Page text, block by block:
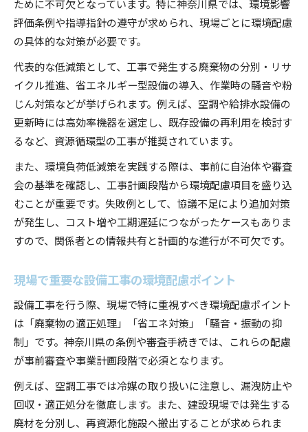
ために不可欠となっています。特に神奈川県では、環境影響
評価条例や指導指針の遵守が求められ、現場ごとに環境配慮
の具体的な対策が必要です。
代表的な低減策として、工事で発生する廃棄物の分別・リサ
イクル推進、省エネルギー型設備の導入、作業時の騒音や粉
じん対策などが挙げられます。例えば、空調や給排水設備の
更新時には高効率機器を選定し、既存設備の再利用を検討す
るなど、資源循環型の工事が推奨されています。
また、環境負荷低減策を実践する際は、事前に自治体や審査
会の基準を確認し、工事計画段階から環境配慮項目を盛り込
むことが重要です。失敗例として、協議不足により追加対策
が発生し、コスト増や工期遅延につながったケースもありま
すので、関係者との情報共有と計画的な進行が不可欠です。
現場で重要な設備工事の環境配慮ポイント
設備工事を行う際、現場で特に重視すべき環境配慮ポイント
は「廃棄物の適正処理」「省エネ対策」「騒音・振動の抑
制」です。神奈川県の条例や審査手続きでは、これらの配慮
が事前審査や事業計画段階で必須となります。
例えば、空調工事では冷媒の取り扱いに注意し、漏洩防止や
回収・適正処分を徹底します。また、建設現場では発生する
廃材を分別し、再資源化施設へ搬出することが求められま